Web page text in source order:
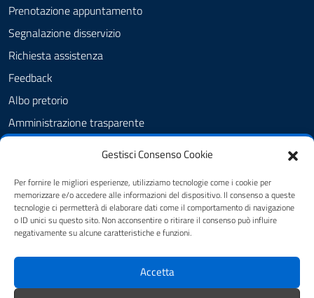
Gestisci Consenso Cookie
Per fornire le migliori esperienze, utilizziamo tecnologie come i cookie per
memorizzare e/o accedere alle informazioni del dispositivo. Il consenso a queste
tecnologie ci permetterà di elaborare dati come il comportamento di navigazione
o ID unici su questo sito. Non acconsentire o ritirare il consenso può influire
negativamente su alcune caratteristiche e funzioni.
Accetta
Prenotazione appuntamento
Segnalazione disservizio
Richiesta assistenza
Feedback
Albo pretorio
Amministrazione trasparente
Dichiarazione di accessibilità
Note legali
SEGUICI SU
youtube twitter facebook